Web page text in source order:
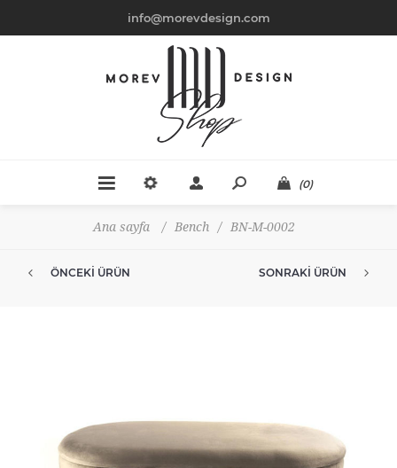
info@morevdesign.com
(0)
Ana sayfa / Bench / BN-M-0002
ÖNCEKI ÜRÜN SONRAKI ÜRÜN